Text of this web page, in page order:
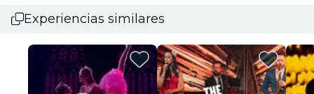
Experiencias similares